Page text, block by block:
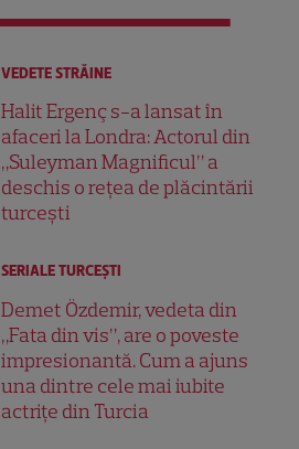
VEDETE STRĂINE
Halit Ergenç s-a lansat în
afaceri la Londra: Actorul din
„Suleyman Magnificul” a
deschis o rețea de plăcintării
turcești
SERIALE TURCEŞTI
Demet Özdemir, vedeta din
„Fata din vis”, are o poveste
impresionantă. Cum a ajuns
una dintre cele mai iubite
actrițe din Turcia